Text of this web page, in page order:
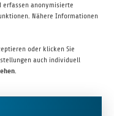
erfassen anonymisierte
Nähere Informationen
oder klicken Sie
auch individuell
.
devel­op­ment and pro­